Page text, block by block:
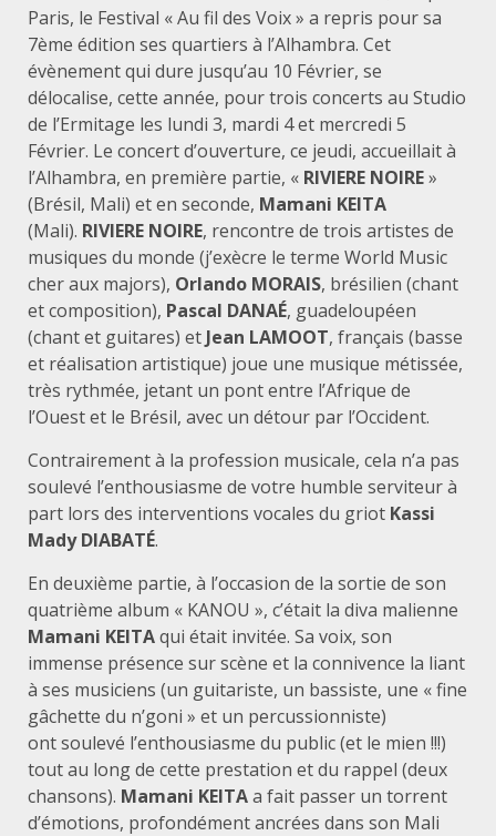
Paris, le Festival « Au fil des Voix » a repris pour sa
7ème édition ses quartiers à l’Alhambra. Cet
évènement qui dure jusqu’au 10 Février, se
délocalise, cette année, pour trois concerts au Studio
de l’Ermitage les lundi 3, mardi 4 et mercredi 5
Février. Le concert d’ouverture, ce jeudi, accueillait à
l’Alhambra, en première partie, « RIVIERE NOIRE»
(Brésil, Mali) et en seconde, Mamani KEITA
(Mali). RIVIERE NOIRE, rencontre de trois artistes de
musiques du monde (j’exècre le terme World Music
cher aux majors), Orlando MORAIS, brésilien (chant
et composition), Pascal DANAÉ, guadeloupéen
(chant et guitares) et Jean LAMOOT, français (basse
et réalisation artistique) joue une musique métissée,
très rythmée, jetant un pont entre l’Afrique de
l’Ouest et le Brésil, avec un détour par l’Occident.
Contrairement à la profession musicale, cela n’a pas
soulevé l’enthousiasme de votre humble serviteur à
part lors des interventions vocales du griot Kassi
MadyDIABATÉ.
En deuxième partie, à l’occasion de la sortie de son
quatrième album « KANOU », c’était la diva malienne
Mamani KEITAqui était invitée. Sa voix, son
immense présence sur scène et la connivence la liant
à ses musiciens (un guitariste, un bassiste, une « fine
gâchette du n’goni » et un percussionniste)
ont soulevé l’enthousiasme du public (et le mien !!!)
tout au long de cette prestation et du rappel (deux
chansons). Mamani KEITAa fait passer un torrent
d’émotions, profondément ancrées dans son Mali